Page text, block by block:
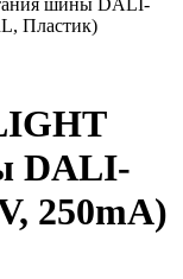
шины DALI-
Пластик)
DALI-
250mA)